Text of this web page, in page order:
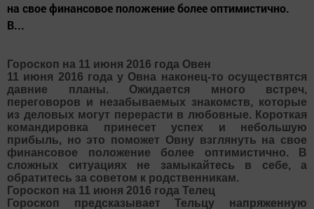
на свое финансовое положение более оптимистично.
В...
Гороскоп на 11 июня 2016 года Овен
11 июня 2016 года у Овна наконец-то осуществятся
давние планы. Ожидается много встреч,
переговоров и незабываемых знакомств, которые
из деловых могут перерасти в любовные. Короткая
командировка принесет успех и небольшую
прибыль, но это поможет Овну взглянуть на свое
финансовое положение более оптимистично. В
сложных ситуациях не замыкайтесь в себе, а
обратитесь за советом к родственникам.
Гороскоп на 11 июня 2016 года Телец
Гороскоп предсказывает Тельцу напряженную